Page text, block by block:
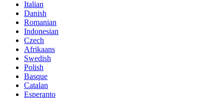
Italian
Danish
Romanian
Indonesian
Czech
Afrikaans
Swedish
Polish
Basque
Catalan
Esperanto